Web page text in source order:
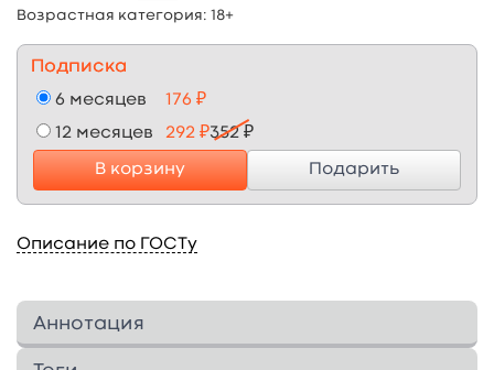
Возрастная категория: 18+
Подписка
6 месяцев 176 ₽
12 месяцев 292 ₽352 ₽
В корзину Подарить
Описание по ГОСТу
Аннотация
Учебное пособие подготовлено в